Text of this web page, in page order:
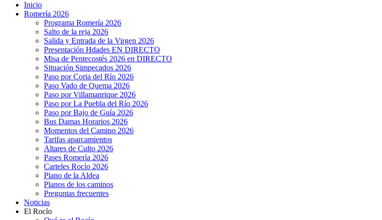
Inicio
Romería 2026
Programa Romería 2026
Salto de la reja 2026
Salida y Entrada de la Virgen 2026
Presentación Hdades EN DIRECTO
Misa de Pentecostés 2026 en DIRECTO
Situación Simpecados 2026
Paso por Coria del Río 2026
Paso Vado de Quema 2026
Paso por Villamanrique 2026
Paso por La Puebla del Río 2026
Paso por Bajo de Guía 2026
Bus Damas Horarios 2026
Momentos del Camino 2026
Tarifas aparcamientos
Altares de Culto 2026
Pases Romería 2026
Carteles Rocío 2026
Plano de la Aldea
Planos de los caminos
Preguntas frecuentes
Noticias
El Rocío